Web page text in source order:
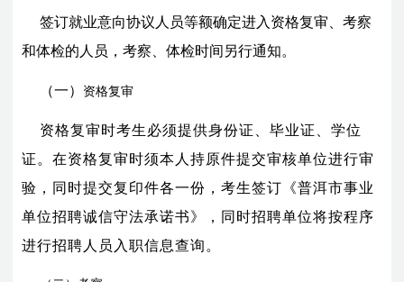
签订就业意向协议人员等额确定进入资格复审、考察
和体检的人员，考察、体检时间另行通知。
（一） 资格复审
资格复审时考生必须提供身份证、毕业证、学位
证。在资格复审时须本人持原件提交审核单位进行审
验，同时提交复印件各一份，考生签订《普洱市事业
单位招聘诚信守法承诺书》，同时招聘单位将按程序
进行招聘人员入职信息查询。